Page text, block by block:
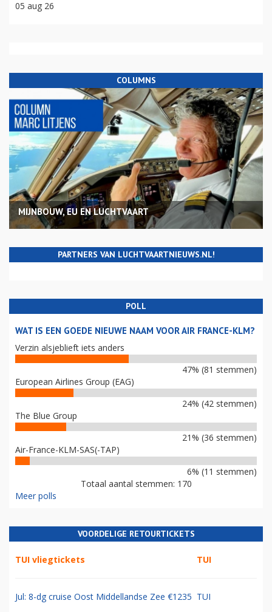
05 aug 26
COLUMNS
MIJNBOUW, EU EN LUCHTVAART
PARTNERS VAN LUCHTVAARTNIEUWS.NL!
POLL
WAT IS EEN GOEDE NIEUWE NAAM VOOR AIR FRANCE-KLM?
Verzin alsjeblieft iets anders
47% (81 stemmen)
European Airlines Group (EAG)
24% (42 stemmen)
The Blue Group
21% (36 stemmen)
Air-France-KLM-SAS(-TAP)
6% (11 stemmen)
Totaal aantal stemmen: 170
Meer polls
VOORDELIGE RETOURTICKETS
TUI vliegtickets TUI
Jul: 8-dg cruise Oost Middellandse Zee €1235 TUI